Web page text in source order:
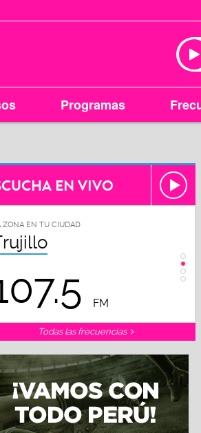
Programas
EN VIVO
ZONA EN TU CIUDAD
FM
Todas las frecuencias